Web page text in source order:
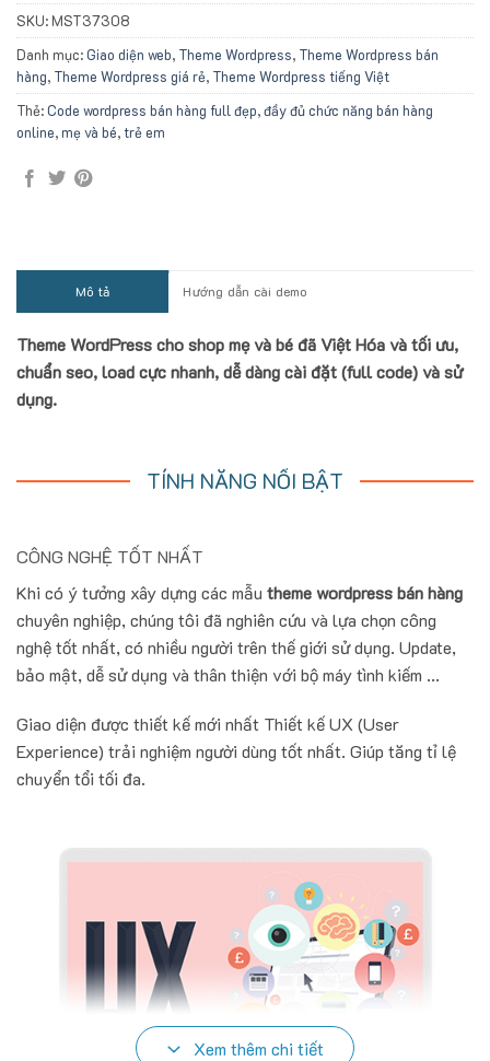
SKU: MST37308
Danh mục:Giao diện web, Theme Wordpress, Theme Wordpress bán
hàng, Theme Wordpress giá rẻ, Theme Wordpress tiếng Việt
Thẻ:Code wordpress bán hàng full đẹp,đầy đủ chức năng bán hàng
online,mẹ và bé,trẻ em
Mô tả Hướng dẫn cài demo
Theme WordPress cho shop mẹ và bé đã Việt Hóa và tối ưu,
chuẩn seo, load cực nhanh, dễ dàng cài đặt (full code) và sử
dụng.
TÍNH NĂNG NỔI BẬT
CÔNG NGHỆ TỐT NHẤT
Khi có ý tưởng xây dựng các mẫu theme wordpress bán hàng
chuyên nghiệp, chúng tôi đã nghiên cứu và lựa chọn công
nghệ tốt nhất, có nhiều người trên thế giới sử dụng. Update,
bảo mật, dễ sử dụng và thân thiện với bộ máy tình kiếm ...
Giao diện được thiết kế mới nhất Thiết kế UX (User
Experience) trải nghiệm người dùng tốt nhất. Giúp tăng tỉ lệ
chuyển tổi tối đa.
Xem thêm chi tiết